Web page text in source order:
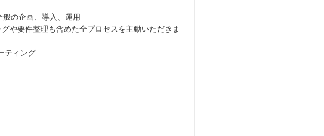
の企画、導入、運用
や要件整理も含めた全プロセスを主動いただきま
ティング